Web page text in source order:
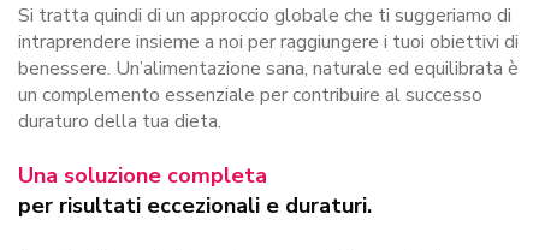
Si tratta quindi di un approccio globale che ti suggeriamo di
intraprendere insieme a noi per raggiungere i tuoi obiettivi di
benessere. Un’alimentazione sana, naturale ed equilibrata è
un complemento essenziale per contribuire al successo
duraturo della tua dieta.
Una soluzione completa
per risultati eccezionali e duraturi.